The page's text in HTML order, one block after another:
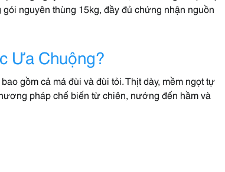
nguyên thùng 15kg, đầy đủ chứng nhận nguồn
Ưa Chuộng?
gồm cả má đùi và đùi tỏi. Thịt dày, mềm ngọt tự
pháp chế biến từ chiên, nướng đến hầm và